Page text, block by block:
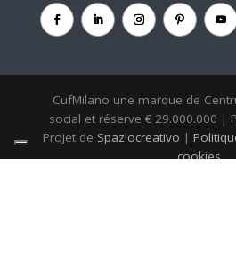
CufMilano une marque de
social et réserve € 29.000.000 |
Projet de Spaziocreativo |
cookies